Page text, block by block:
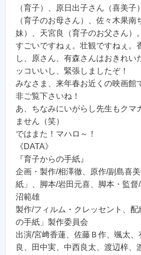
（育子）、原日出子さん（喜美子
（育子のお母さん）、佐々木果南
妹）、天宮良（育子のお父さん）。
すごいですねぇ。壮観ですねぇ。
し、原さん、有森さんはおきれい
ッコいいし、緊張しましたぞ！
みなさま、来年春お近くの映画館
非ご覧下さいね！
あ、ちなみにいがらし先生もクマ
ません（笑）
ではまた！マハロ～！
《DATA》
『育子からの手紙』
企画・製作/相澤徹、原作/副島喜
紙」、脚本/岩田元喜、脚本・監
沼範雄
製作/フィルム・クレッセント、配
の手紙」製作委員会
出演/宮﨑香蓮、佐藤Ｂ作、颯太、
良、田中実、中西良太、渡辺梓、